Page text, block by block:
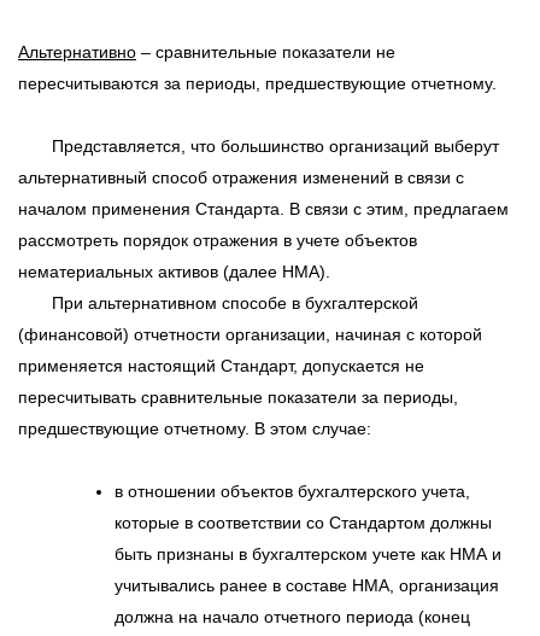
Альтернативно – сравнительные показатели не
пересчитываются за периоды, предшествующие отчетному.
Представляется, что большинство организаций выберут
альтернативный способ отражения изменений в связи с
началом применения Стандарта. В связи с этим, предлагаем
рассмотреть порядок отражения в учете объектов
нематериальных активов (далее НМА).
При альтернативном способе в бухгалтерской
(финансовой) отчетности организации, начиная с которой
применяется настоящий Стандарт, допускается не
пересчитывать сравнительные показатели за периоды,
предшествующие отчетному. В этом случае:
в отношении объектов бухгалтерского учета,
которые в соответствии со Стандартом должны
быть признаны в бухгалтерском учете как НМА и
учитывались ранее в составе НМА, организация
должна на начало отчетного периода (конец